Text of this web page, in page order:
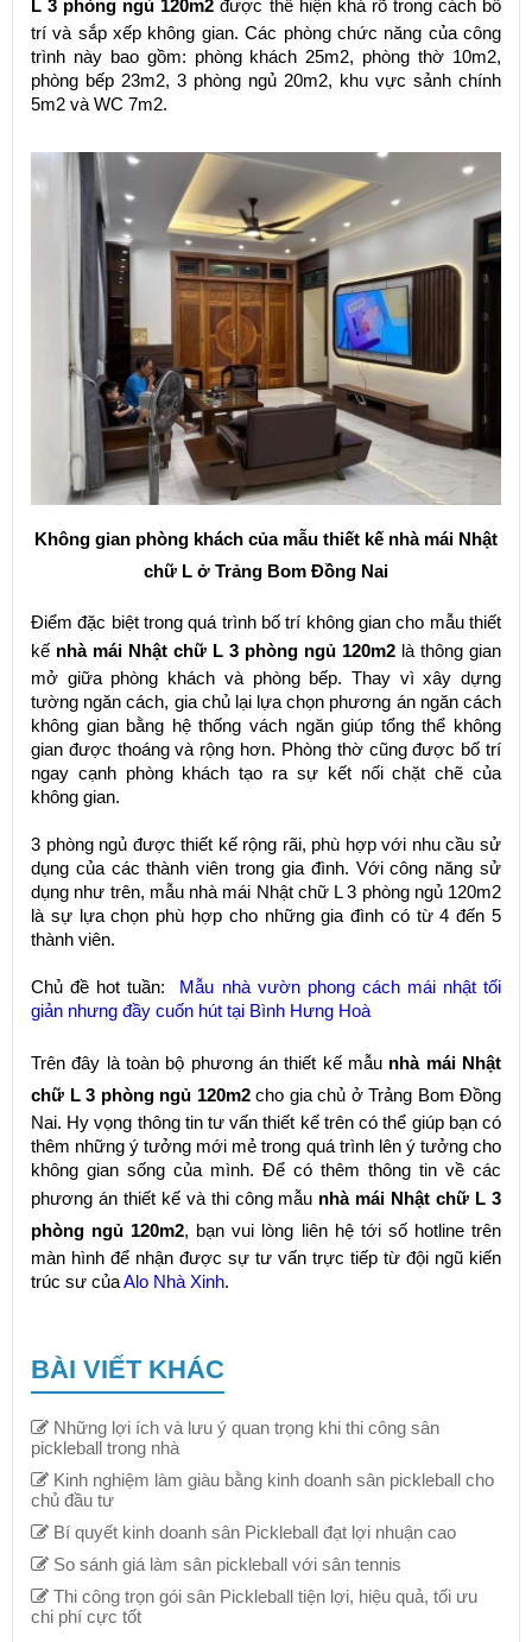
L 3 phòng ngủ 120m2 được thể hiện khá rõ trong cách bố
trí và sắp xếp không gian. Các phòng chức năng của công
trình này bao gồm: phòng khách 25m2, phòng thờ 10m2,
phòng bếp 23m2, 3 phòng ngủ 20m2, khu vực sảnh chính
5m2 và WC 7m2.
Không gian phòng khách của mẫu thiết kế nhà mái Nhật
chữ L ở Trảng Bom Đồng Nai
Điểm đặc biệt trong quá trình bố trí không gian cho mẫu thiết
kế nhà mái Nhật chữ L 3 phòng ngủ 120m2 là thông gian
mở giữa phòng khách và phòng bếp. Thay vì xây dựng
tường ngăn cách, gia chủ lại lựa chọn phương án ngăn cách
không gian bằng hệ thống vách ngăn giúp tổng thể không
gian được thoáng và rộng hơn. Phòng thờ cũng được bố trí
ngay cạnh phòng khách tạo ra sự kết nối chặt chẽ của
không gian.
3 phòng ngủ được thiết kế rộng rãi, phù hợp với nhu cầu sử
dụng của các thành viên trong gia đình. Với công năng sử
dụng như trên, mẫu nhà mái Nhật chữ L 3 phòng ngủ 120m2
là sự lựa chọn phù hợp cho những gia đình có từ 4 đến 5
thành viên.
Chủ đề hot tuần: Mẫu nhà vườn phong cách mái nhật tối
giản nhưng đầy cuốn hút tại Bình Hưng Hoà
Trên đây là toàn bộ phương án thiết kế mẫu nhà mái Nhật
chữ L 3 phòng ngủ 120m2cho gia chủ ở Trảng Bom Đồng
Nai. Hy vọng thông tin tư vấn thiết kế trên có thể giúp bạn có
thêm những ý tưởng mới mẻ trong quá trình lên ý tưởng cho
không gian sống của mình. Để có thêm thông tin về các
phương án thiết kế và thi công mẫu nhà mái Nhật chữ L 3
phòng ngủ 120m2, bạn vui lòng liên hệ tới số hotline trên
màn hình để nhận được sự tư vấn trực tiếp từ đội ngũ kiến
trúc sư củaAlo Nhà Xinh.
BÀI VIẾT KHÁC
Những lợi ích và lưu ý quan trọng khi thi công sân
pickleball trong nhà
Kinh nghiệm làm giàu bằng kinh doanh sân pickleball cho
chủ đầu tư
Bí quyết kinh doanh sân Pickleball đạt lợi nhuận cao
So sánh giá làm sân pickleball với sân tennis
Thi công trọn gói sân Pickleball tiện lợi, hiệu quả, tối ưu
chi phí cực tốt